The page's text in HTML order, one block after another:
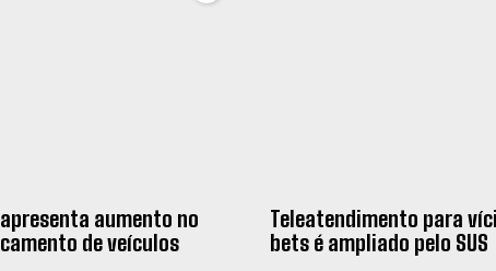
aumento no
de veículos
Teleatendimento para
bets é ampliado pelo SUS